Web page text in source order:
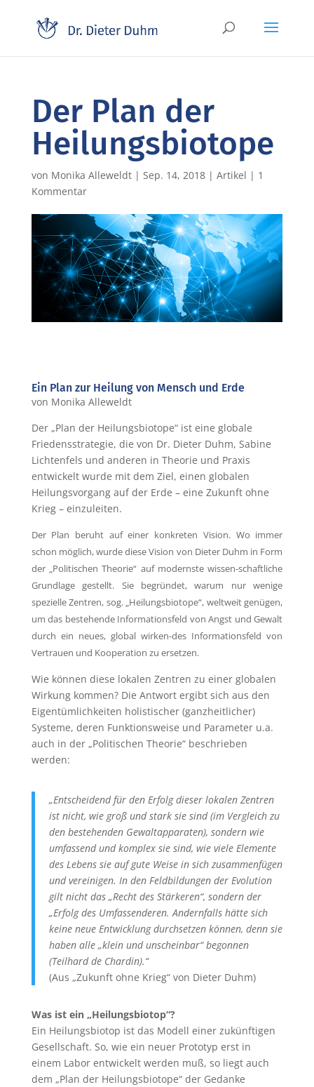
Der Plan der
Heilungsbiotope
von Monika Alleweldt| Sep. 14, 2018| Artikel | 1
Kommentar
Ein Plan zur Heilung von Mensch und Erde
von Monika Alleweldt
Der „Plan der Heilungsbiotope“ ist eine globale
Friedensstrategie, die von Dr. Dieter Duhm, Sabine
Lichtenfels und anderen in Theorie und Praxis
entwickelt wurde mit dem Ziel, einen globalen
Heilungsvorgang auf der Erde – eine Zukunft ohne
Krieg – einzuleiten.
Der Plan beruht auf einer konkreten Vision. Wo immer
schon möglich, wurde diese Vision von Dieter Duhm in Form
der „Politischen Theorie“ auf modernste wissen-schaftliche
Grundlage gestellt. Sie begründet, warum nur wenige
spezielle Zentren, sog. „Heilungsbiotope“, weltweit genügen,
um das bestehende Informationsfeld von Angst und Gewalt
durch ein neues, global wirken-des Informationsfeld von
Vertrauen und Kooperation zu ersetzen.
Wie können diese lokalen Zentren zu einer globalen
Wirkung kommen? Die Antwort ergibt sich aus den
Eigentümlichkeiten holistischer (ganzheitlicher)
Systeme, deren Funktionsweise und Parameter u.a.
auch in der „Politischen Theorie“ beschrieben
werden:
„Entscheidend für den Erfolg dieser lokalen Zentren
ist nicht, wie groß und stark sie sind (im Vergleich zu
den bestehenden Gewaltapparaten), sondern wie
umfassend und komplex sie sind, wie viele Elemente
des Lebens sie auf gute Weise in sich zusammenfügen
und vereinigen. In den Feldbildungen der Evolution
gilt nicht das „Recht des Stärkeren“, sondern der
„Erfolg des Umfassenderen. Andernfalls hätte sich
keine neue Entwicklung durchsetzen können, denn sie
haben alle „klein und unscheinbar“ begonnen
(Teilhard de Chardin).“
(Aus „Zukunft ohne Krieg“ von Dieter Duhm)
Was ist ein „Heilungsbiotop“?
Ein Heilungsbiotop ist das Modell einer zukünftigen
Gesellschaft. So, wie ein neuer Prototyp erst in
einem Labor entwickelt werden muß, so liegt auch
dem „Plan der Heilungsbiotope“ der Gedanke